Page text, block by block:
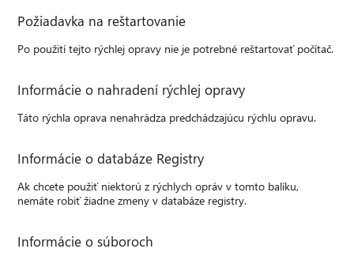
Požiadavka na reštartovanie
Po použití tejto rýchlej opravy nie je potrebné reštartovať počítač.
Informácie o nahradení rýchlej opravy
Táto rýchla oprava nenahrádza predchádzajúcu rýchlu opravu.
Informácie o databáze Registry
Ak chcete použiť niektorú z rýchlych opráv v tomto balíku,
nemáte robiť žiadne zmeny v databáze registry.
Informácie o súboroch